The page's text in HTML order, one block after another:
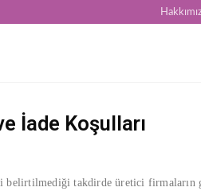
İade Koşulları
belirtilmediği takdirde üretici firmaların